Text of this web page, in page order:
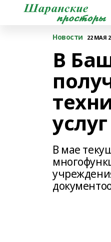
Новости 22 МАЯ
В
услуг
В мае